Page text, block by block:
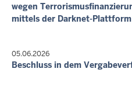
wegen
mittels der Darknet-
05.06.2026
Beschluss in dem